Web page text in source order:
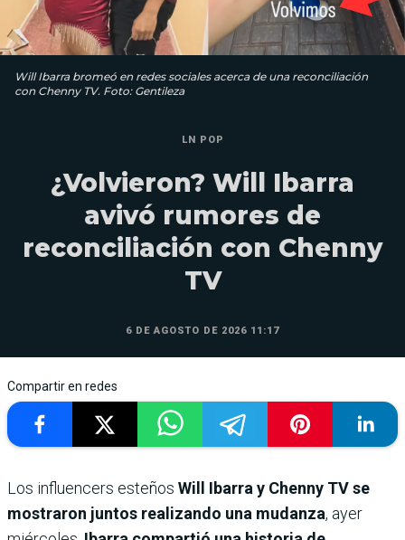
Will Ibarra bromeó en redes sociales acerca de una reconciliación
con Chenny TV. Foto: Gentileza
LN POP
¿Volvieron? Will Ibarra
avivó rumores de
reconciliación con Chenny
TV
6 DE AGOSTO DE 2026 11:17
Compartir en redes
Los influencers esteños Will Ibarra y Chenny TV se
mostraron juntos realizando una mudanza, ayer